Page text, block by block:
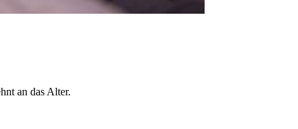
an das Alter.